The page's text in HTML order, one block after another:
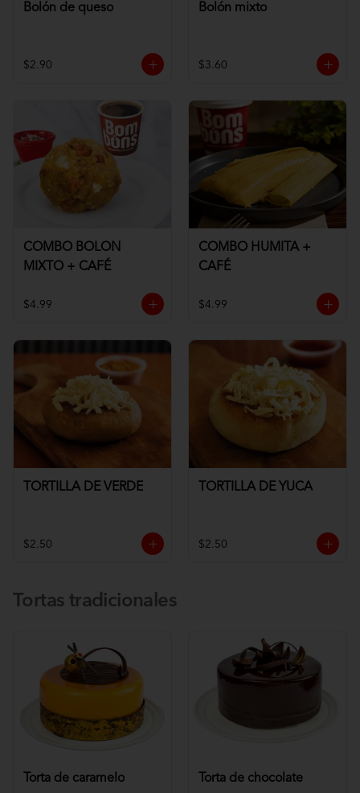
Bolón de queso
$2.90
Bolón mixto
$3.60
COMBO BOLON
MIXTO + CAFÉ
$4.99
COMBO HUMITA +
CAFÉ
$4.99
TORTILLA DE VERDE
$2.50
TORTILLA DE YUCA
$2.50
Tortas tradicionales
Torta de caramelo Torta de chocolate